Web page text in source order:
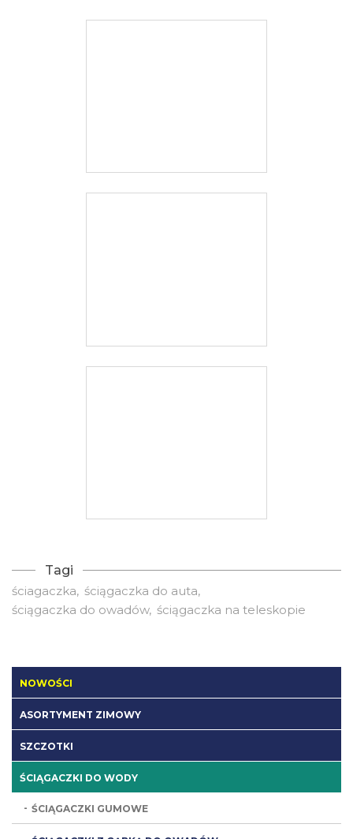
NOWOŚCI
ASORTYMENT ZIMOWY
SZCZOTKI
ŚCIĄGACZKI DO WODY
ŚCIĄGACZKI GUMOWE
Tagi
ściagaczka ściągaczka do auta
ściągaczka do owadów ściągaczka na teleskopie